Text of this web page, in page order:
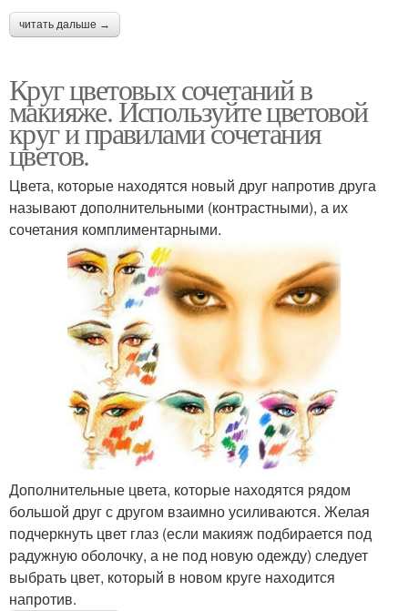
читать дальше →
Круг цветовых сочетаний в
макияже. Используйте цветовой
круг и правилами сочетания
цветов.
Цвета, которые находятся новый друг напротив друга
называют дополнительными (контрастными), а их
сочетания комплиментарными.
Дополнительные цвета, которые находятся рядом
большой друг с другом взаимно усиливаются. Желая
подчеркнуть цвет глаз (если макияж подбирается под
радужную оболочку, а не под новую одежду) следует
выбрать цвет, который в новом круге находится
напротив.